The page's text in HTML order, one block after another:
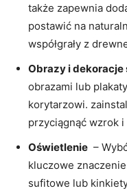
także⁢ zapewnia
postawić ​na⁣
współgrały z
Obrazy i dekoracje
obrazami lub
korytarzowi.
przyciągnąć wzrok
Oświetlenie
–
kluczowe
sufitowe lub